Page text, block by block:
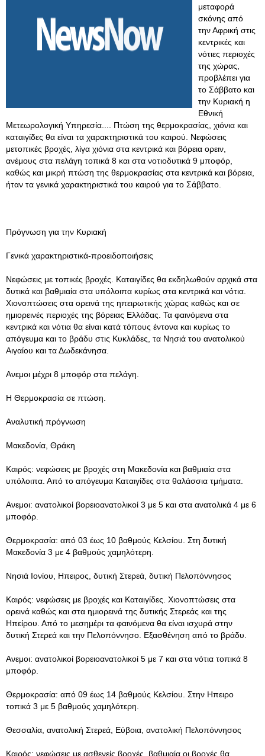
μεταφορά
σκόνης από
την Αφρική στις
κεντρικές και
νότιες περιοχές
της χώρας,
προβλέπει για
το Σάββατο και
την Κυριακή η
Εθνική
Μετεωρολογική Υπηρεσία.... Πτώση της θερμοκρασίας, χιόνια και
καταιγίδες θα είναι τα χαρακτηριστικά του καιρού. Νεφώσεις
μετοπικές βροχές, λίγα χιόνια στα κεντρικά και βόρεια ορειν,
ανέμους στα πελάγη τοπικά 8 και στα νοτιοδυτικά 9 μποφόρ,
καθώς και μικρή πτώση της θερμοκρασίας στα κεντρικά και βόρεια,
ήταν τα γενικά χαρακτηριστικά του καιρού για το Σάββατο.
Πρόγνωση για την Κυριακή
Γενικά χαρακτηριστικά-προειδοποιήσεις
Νεφώσεις με τοπικές βροχές. Καταιγίδες θα εκδηλωθούν αρχικά στα
δυτικά και βαθμιαία στα υπόλοιπα κυρίως στα κεντρικά και νότια.
Χιονοπτώσεις στα ορεινά της ηπειρωτικής χώρας καθώς και σε
ημιορεινές περιοχές της βόρειας Ελλάδας. Τα φαινόμενα στα
κεντρικά και νότια θα είναι κατά τόπους έντονα και κυρίως το
απόγευμα και το βράδυ στις Κυκλάδες, τα Νησιά του ανατολικού
Αιγαίου και τα Δωδεκάνησα.
Ανεμοι μέχρι 8 μποφόρ στα πελάγη.
Η Θερμοκρασία σε πτώση.
Αναλυτική πρόγνωση
Μακεδονία, Θράκη
Καιρός: νεφώσεις με βροχές στη Μακεδονία και βαθμιαία στα
υπόλοιπα. Από το απόγευμα Καταιγίδες στα θαλάσσια τμήματα.
Ανεμοι: ανατολικοί βορειοανατολικοί 3 με 5 και στα ανατολικά 4 με 6
μποφόρ.
Θερμοκρασία: από 03 έως 10 βαθμούς Κελσίου. Στη δυτική
Μακεδονία 3 με 4 βαθμούς χαμηλότερη.
Νησιά Ιονίου, Ηπειρος, δυτική Στερεά, δυτική Πελοπόννησος
Καιρός: νεφώσεις με βροχές και Καταιγίδες. Χιονοπτώσεις στα
ορεινά καθώς και στα ημιορεινά της δυτικής Στερεάς και της
Ηπείρου. Από το μεσημέρι τα φαινόμενα θα είναι ισχυρά στην
δυτική Στερεά και την Πελοπόννησο. Εξασθένηση από το βράδυ.
Ανεμοι: ανατολικοί βορειοανατολικοί 5 με 7 και στα νότια τοπικά 8
μποφόρ.
Θερμοκρασία: από 09 έως 14 βαθμούς Κελσίου. Στην Ηπειρο
τοπικά 3 με 5 βαθμούς χαμηλότερη.
Θεσσαλία, ανατολική Στερεά, Εύβοια, ανατολική Πελοπόννησος
Καιρός: νεφώσεις με ασθενείς βροχές. βαθμιαία οι βροχές θα